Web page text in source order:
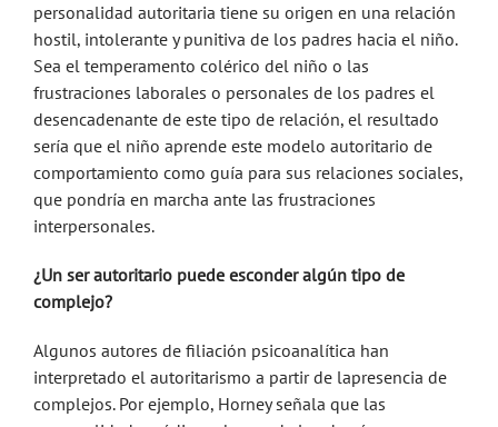
personalidad autoritaria tiene su origen en una relación
hostil, intolerante y punitiva de los padres hacia el niño.
Sea el temperamento colérico del niño o las
frustraciones laborales o personales de los padres el
desencadenante de este tipo de relación, el resultado
sería que el niño aprende este modelo autoritario de
comportamiento como guía para sus relaciones sociales,
que pondría en marcha ante las frustraciones
interpersonales.
¿Un ser autoritario puede esconder algún tipo de
complejo?
Algunos autores de filiación psicoanalítica han
interpretado el autoritarismo a partir de lapresencia de
complejos. Por ejemplo, Horney señala que las